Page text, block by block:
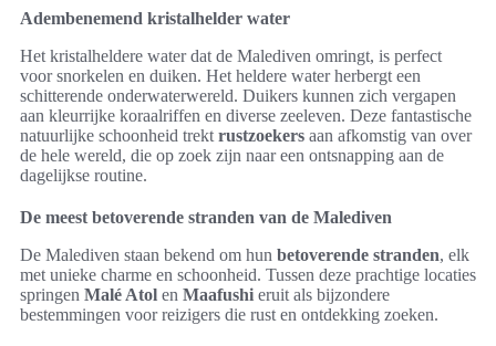
Adembenemend kristalhelder water
Het kristalheldere water dat de Malediven omringt, is perfect
voor snorkelen en duiken. Het heldere water herbergt een
schitterende onderwaterwereld. Duikers kunnen zich vergapen
aan kleurrijke koraalriffen en diverse zeeleven. Deze fantastische
natuurlijke schoonheid trekt rustzoekers aan afkomstig van over
de hele wereld, die op zoek zijn naar een ontsnapping aan de
dagelijkse routine.
De meest betoverende stranden van de Malediven
De Malediven staan bekend om hun betoverende stranden, elk
met unieke charme en schoonheid. Tussen deze prachtige locaties
springen Malé Atol en Maafushi eruit als bijzondere
bestemmingen voor reizigers die rust en ontdekking zoeken.